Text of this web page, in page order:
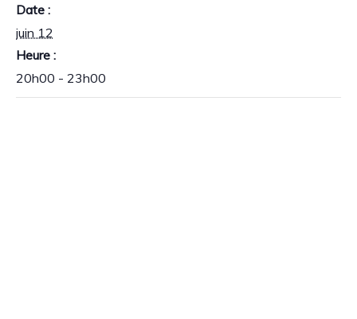
Date :
juin 12
Heure :
20h00 - 23h00